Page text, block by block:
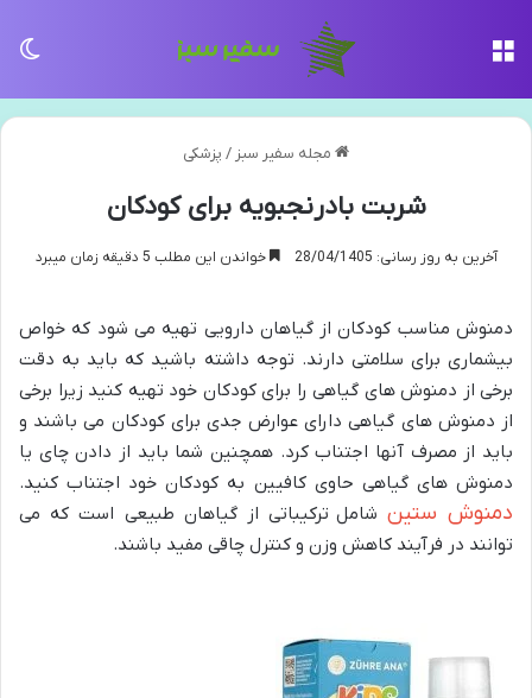
مجله سفیر سبز / پزشکی
شربت بادرنجبویه برای کودکان
آخرین به روز رسانی: 28/04/1405 خواندن این مطلب 5 دقیقه زمان میبرد
دمنوش مناسب کودکان از گیاهان دارویی تهیه می شود که خواص
بیشماری برای سلامتی دارند. توجه داشته باشید که باید به دقت
برخی از دمنوش های گیاهی را برای کودکان خود تهیه کنید زیرا برخی
از دمنوش های گیاهی دارای عوارض جدی برای کودکان می باشند و
باید از مصرف آنها اجتناب کرد. همچنین شما باید از دادن چای یا
دمنوش های گیاهی حاوی کافیین به کودکان خود اجتناب کنید.
دمنوش ستین شامل ترکیباتی از گیاهان طبیعی است که می
توانند در فرآیند کاهش وزن و کنترل چاقی مفید باشند.